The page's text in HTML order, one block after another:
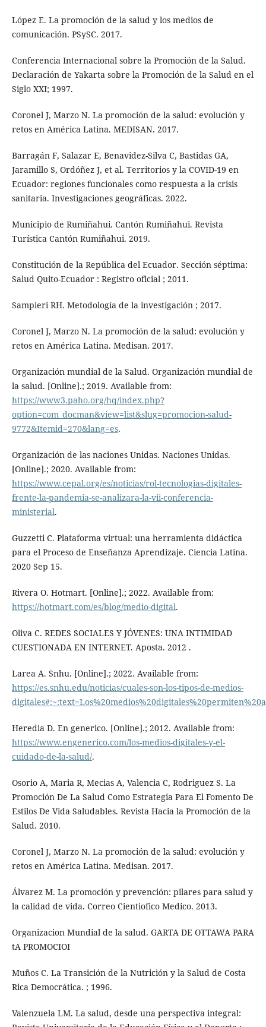
López E. La promoción de la salud y los medios de
comunicación. PSySC. 2017.
Conferencia Internacional sobre la Promoción de la Salud.
Declaración de Yakarta sobre la Promoción de la Salud en el
Siglo XXI; 1997.
Coronel J, Marzo N. La promoción de la salud: evolución y
retos en América Latina. MEDISAN. 2017.
Barragán F, Salazar E, Benavidez-Silva C, Bastidas GA,
Jaramillo S, Ordóñez J, et al. Territorios y la COVID-19 en
Ecuador: regiones funcionales como respuesta a la crisis
sanitaria. Investigaciones geográficas. 2022.
Municipio de Rumiñahui. Cantón Rumiñahui. Revista
Turística Cantón Rumiñahui. 2019.
Constitución de la República del Ecuador. Sección séptima:
Salud Quito-Ecuador : Registro oficial ; 2011.
Sampieri RH. Metodología de la investigación ; 2017.
Coronel J, Marzo N. La promoción de la salud: evolución y
retos en América Latina. Medisan. 2017.
Organización mundial de la Salud. Organización mundial de
la salud. [Online].; 2019. Available from:
https://www3.paho.org/hq/index.php?
option=com_docman&view=list&slug=promocion-salud-
9772&Itemid=270&lang=es.
Organización de las naciones Unidas. Naciones Unidas.
[Online].; 2020. Available from:
https://www.cepal.org/es/noticias/rol-tecnologias-digitales-
frente-la-pandemia-se-analizara-la-vii-conferencia-
ministerial.
Guzzetti C. Plataforma virtual: una herramienta didáctica
para el Proceso de Enseñanza Aprendizaje. Ciencia Latina.
2020 Sep 15.
Rivera O. Hotmart. [Online].; 2022. Available from:
https://hotmart.com/es/blog/medio-digital.
Oliva C. REDES SOCIALES Y JÓVENES: UNA INTIMIDAD
CUESTIONADA EN INTERNET. Aposta. 2012 .
Larea A. Snhu. [Online].; 2022. Available from:
https://es.snhu.edu/noticias/cuales-son-los-tipos-de-medios-
Heredia D. En generico. [Online].; 2012. Available from:
https://www.engenerico.com/los-medios-digitales-y-el-
cuidado-de-la-salud/.
Osorio A, Maria R, Mecias A, Valencia C, Rodriguez S. La
Promoción De La Salud Como Estrategia Para El Fomento De
Estilos De Vida Saludables. Revista Hacia la Promoción de la
Salud. 2010.
Coronel J, Marzo N. La promoción de la salud: evolución y
retos en América Latina. Medisan. 2017.
Álvarez M. La promoción y prevención: pilares para salud y
la calidad de vida. Correo Cientiofico Medico. 2013.
Organizacion Mundial de la salud. GARTA DE OTTAWA PARA
tA PROMOCIOI
Muños C. La Transición de la Nutrición y la Salud de Costa
Rica Democrática. ; 1996.
Valenzuela LM. La salud, desde una perspectiva integral: